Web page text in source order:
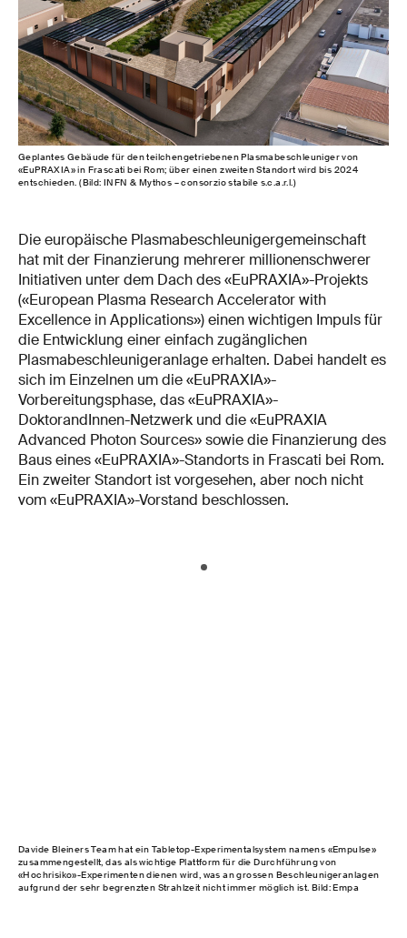
Geplantes Gebäude für den teilchengetriebenen Plasmabeschleuniger von
«EuPRAXIA» in Frascati bei Rom; über einen zweiten Standort wird bis 2024
entschieden. (Bild: INFN & Mythos – consorzio stabile s.c.a.r.l.)
Die europäische Plasmabeschleunigergemeinschaft
hat mit der Finanzierung mehrerer millionenschwerer
Initiativen unter dem Dach des «EuPRAXIA»-Projekts
(«European Plasma Research Accelerator with
Excellence in Applications») einen wichtigen Impuls für
die Entwicklung einer einfach zugänglichen
Plasmabeschleunigeranlage erhalten. Dabei handelt es
sich im Einzelnen um die «EuPRAXIA»-
Vorbereitungsphase, das «EuPRAXIA»-
DoktorandInnen-Netzwerk und die «EuPRAXIA
Advanced Photon Sources» sowie die Finanzierung des
Baus eines «EuPRAXIA»-Standorts in Frascati bei Rom.
Ein zweiter Standort ist vorgesehen, aber noch nicht
vom «EuPRAXIA»-Vorstand beschlossen.
Davide Bleiners Team hat ein Tabletop-Experimentalsystem namens «Empulse»
zusammengestellt, das als wichtige Plattform für die Durchführung von
«Hochrisiko»-Experimenten dienen wird, was an grossen Beschleunigeranlagen
aufgrund der sehr begrenzten Strahlzeit nicht immer möglich ist. Bild: Empa